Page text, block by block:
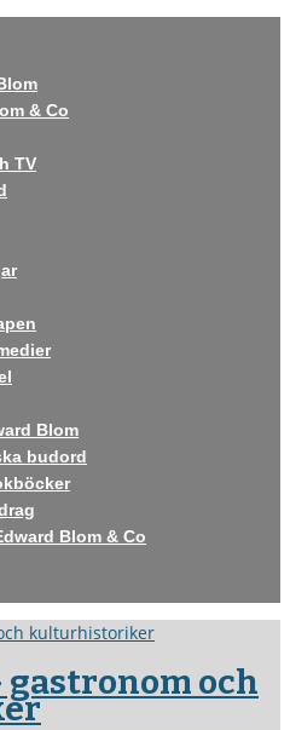
& Co
TV
Blom
budord
Blom & Co
gastronom och